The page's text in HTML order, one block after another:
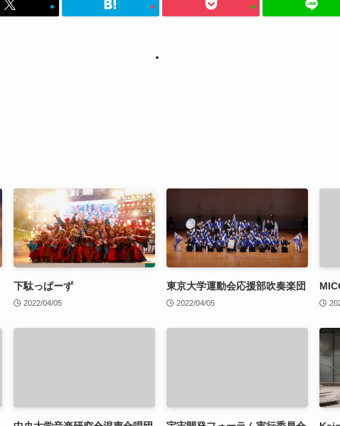
下駄っぱーず
2022/04/05
東京大学運動会応援部吹奏楽団
2022/04/05